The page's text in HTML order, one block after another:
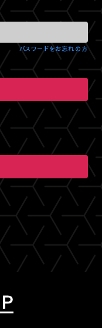
パスワードをお忘れの方